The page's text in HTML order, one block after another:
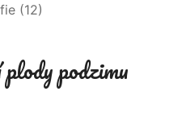
(12)
podzimu